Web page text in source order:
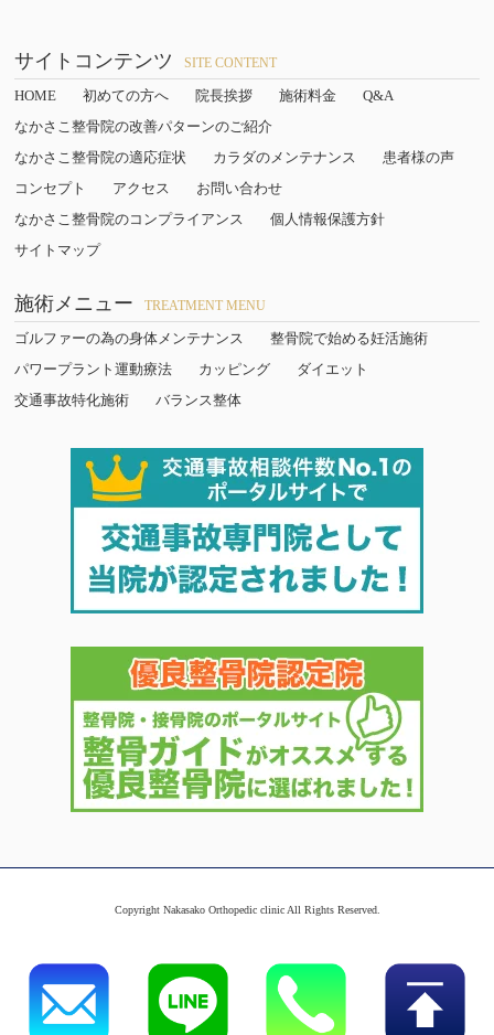
サイトコンテンツ SITE CONTENT
HOME 初めての方へ 院長挨拶 施術料金
Q&A
なかさこ整骨院の改善パターンのご紹介
なかさこ整骨院の適応症状
カラダのメンテナンス
患者様の声
コンセプト
アクセス
お問い合わせ
なかさこ整骨院のコンプライアンス
個人情報保護方針
サイトマップ
施術メニュー TREATMENT MENU
ゴルファーの為の身体メンテナンス
整骨院で始める妊活施術
パワープラント運動療法
カッピング
ダイエット
交通事故特化施術
バランス整体
Copyright Nakasako Orthopedic clinic All Rights Reserved.